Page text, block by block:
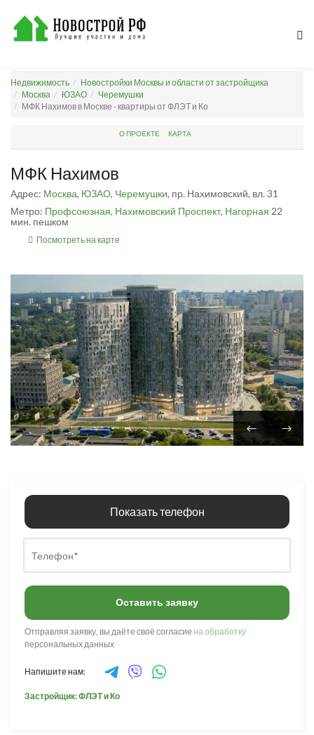
Недвижимость
Новостройки Москвы и области от застройщика
Москва
ЮЗАО
Черемушки
МФК Нахимов в Москве - квартиры от ФЛЭТ и Ко
О ПРОЕКТЕ КАРТА
МФК Нахимов
Адрес: Москва, ЮЗАО, Черемушки, пр. Нахимовский, вл. 31
Метро: Профсоюзная, Нахимовский Проспект, Нагорная 22
мин. пешком
Посмотреть на карте
Показать телефон
Оставить заявку
Отправляя заявку, вы даёте своё согласие на обработку
персональных данных
Напишите нам:
Застройщик: ФЛЭТ и Ко